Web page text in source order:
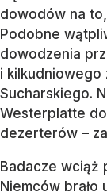
dowodów na
Podobne
dowodzenia
i kilkudniowego
Sucharskiego.
Westerplatte
dezerterów –
Badacze wciąż
Niemców brało